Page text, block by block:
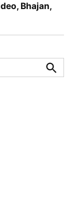
Bhajan,
Search